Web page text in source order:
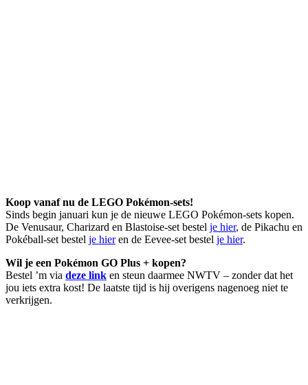
Koop vanaf nu de LEGO Pokémon-sets!
Sinds begin januari kun je de nieuwe LEGO Pokémon-sets kopen.
De Venusaur, Charizard en Blastoise-set bestel je hier, de Pikachu en
Pokéball-set bestel je hieren de Eevee-set bestel je hier.
Wil je een Pokémon GO Plus + kopen?
Bestel ’m via deze link en steun daarmee NWTV – zonder dat het
jou iets extra kost! De laatste tijd is hij overigens nagenoeg niet te
verkrijgen.